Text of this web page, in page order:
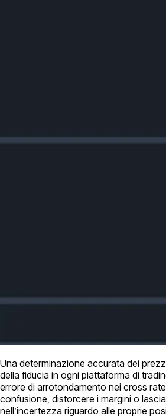
Una determinazione accurata dei
della fiducia in ogni piattaforma di
errore di arrotondamento nei cross
confusione, distorcere i margini o
nell’incertezza riguardo alle proprie